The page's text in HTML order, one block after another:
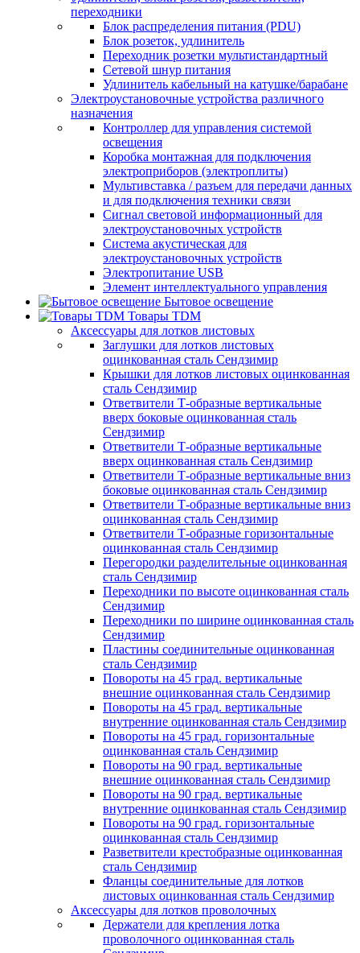
переходники
Блок распределения питания (PDU)
Блок розеток, удлинитель
Переходник розетки мультистандартный
Сетевой шнур питания
Удлинитель кабельный на катушке/барабане
Электроустановочные устройства различного
назначения
Контроллер для управления системой
освещения
Коробка монтажная для подключения
электроприборов (электроплиты)
Мультивставка / разъем для передачи данных
и для подключения техники связи
Сигнал световой информационный для
электроустановочных устройств
Система акустическая для
электроустановочных устройств
Электропитание USB
Элемент интеллектуального управления
Бытовое освещение
Товары TDM
Аксессуары для лотков листовых
Заглушки для лотков листовых
оцинкованная сталь Сендзимир
Крышки для лотков листовых оцинкованная
сталь Сендзимир
Ответвители Т-образные вертикальные
вверх боковые оцинкованная сталь
Сендзимир
Ответвители Т-образные вертикальные
вверх оцинкованная сталь Сендзимир
Ответвители Т-образные вертикальные вниз
боковые оцинкованная сталь Сендзимир
Ответвители Т-образные вертикальные вниз
оцинкованная сталь Сендзимир
Ответвители Т-образные горизонтальные
оцинкованная сталь Сендзимир
Перегородки разделительные оцинкованная
сталь Сендзимир
Переходники по высоте оцинкованная сталь
Сендзимир
Переходники по ширине оцинкованная сталь
Сендзимир
Пластины соединительные оцинкованная
сталь Сендзимир
Повороты на 45 град. вертикальные
внешние оцинкованная сталь Сендзимир
Повороты на 45 град. вертикальные
внутренние оцинкованная сталь Сендзимир
Повороты на 45 град. горизонтальные
оцинкованная сталь Сендзимир
Повороты на 90 град. вертикальные
внешние оцинкованная сталь Сендзимир
Повороты на 90 град. вертикальные
внутренние оцинкованная сталь Сендзимир
Повороты на 90 град. горизонтальные
оцинкованная сталь Сендзимир
Разветвители крестобразные оцинкованная
сталь Сендзимир
Фланцы соединительные для лотков
листовых оцинкованная сталь Сендзимир
Аксессуары для лотков проволочных
Держатели для крепления лотка
проволочного оцинкованная сталь